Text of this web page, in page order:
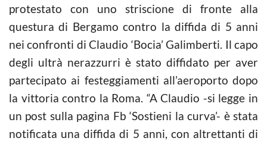
protestato con uno striscione di fronte alla
questura di Bergamo contro la diffida di 5 anni
nei confronti di Claudio ‘Bocia’ Galimberti. Il capo
degli ultrà nerazzurri è stato diffidato per aver
partecipato ai festeggiamenti all’aeroporto dopo
la vittoria contro la Roma. “A Claudio -si legge in
un post sulla pagina Fb ‘Sostieni la curva’- è stata
notificata una diffida di 5 anni, con altrettanti di